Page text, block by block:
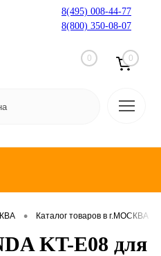
8(495) 008-44-77
8(800) 350-08-07
0 0
• Каталог товаров в г.МОСКВА
KT-E08 для